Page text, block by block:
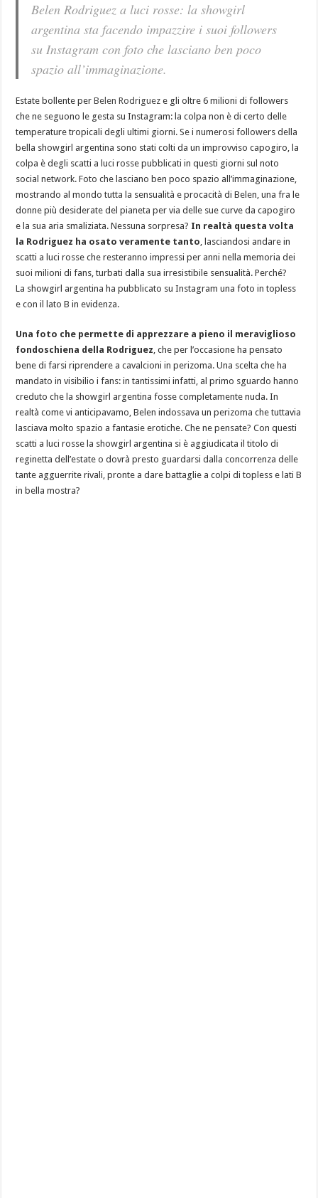
Belen Rodriguez a luci rosse: la showgirl
argentina sta facendo impazzire i suoi followers
su Instagram con foto che lasciano ben poco
spazio all’immaginazione.
Estate bollente perBelen Rodrigueze gli oltre 6 milioni di followers
che ne seguono le gesta su Instagram: la colpa non è di certo delle
temperature tropicali degli ultimi giorni. Se i numerosi followers della
bella showgirl argentina sono stati colti da un improvviso capogiro, la
colpa è degli scatti a luci rosse pubblicati in questi giorni sul noto
social network. Foto che lasciano ben poco spazio all’immaginazione,
mostrando al mondo tutta la sensualità e procacità di Belen, una fra le
donne più desiderate del pianeta per via delle sue curve da capogiro
e la sua aria smaliziata. Nessuna sorpresa? In realtà questa volta
la Rodriguez ha osato veramente tanto, lasciandosi andare in
scatti a luci rosse che resteranno impressi per anni nella memoria dei
suoi milioni di fans, turbati dalla sua irresistibile sensualità. Perché?
La showgirl argentina ha pubblicato su Instagram una foto in topless
e con il lato B in evidenza.
Una foto che permette di apprezzare a pieno il meraviglioso
fondoschiena della Rodriguez, che per l’occasione ha pensato
bene di farsi riprendere a cavalcioni in perizoma. Una scelta che ha
mandato in visibilio i fans: in tantissimi infatti, al primo sguardo hanno
creduto che la showgirl argentina fosse completamente nuda. In
realtà come vi anticipavamo, Belen indossava un perizoma che tuttavia
lasciava molto spazio a fantasie erotiche. Che ne pensate? Con questi
scatti a luci rosse la showgirl argentina si è aggiudicata il titolo di
reginetta dell’estate o dovrà presto guardarsi dalla concorrenza delle
tante agguerrite rivali, pronte a dare battaglie a colpi di topless e lati B
in bella mostra?